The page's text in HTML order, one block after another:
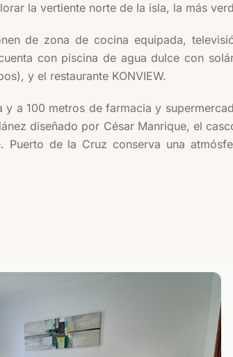
la vertiente norte de la isla, la más
de zona de cocina equipada,
con piscina de agua dulce con
y el restaurante KONVIEW.
a 100 metros de farmacia y
diseñado por César Manrique, el
Puerto de la Cruz conserva una